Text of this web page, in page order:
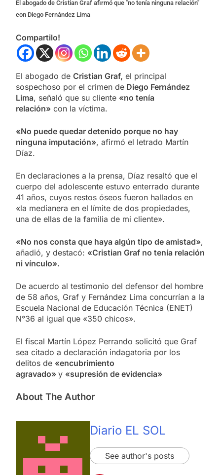
El abogado de Cristian Graf afirmó que "no tenía ninguna relación"
con Diego Fernández Lima
Compartilo!
El abogado de Cristian Graf, el principal
sospechoso por el crimen de Diego Fernández
Lima, señaló que su cliente «no tenía
relación» con la víctima.
«No puede quedar detenido porque no hay
ninguna imputación», afirmó el letrado Martín
Díaz.
En declaraciones a la prensa, Díaz resaltó que el
cuerpo del adolescente estuvo enterrado durante
41 años, cuyos restos óseos fueron hallados en
«la medianera en el límite de dos propiedades,
una de ellas de la familia de mi cliente».
«No nos consta que haya algún tipo de amistad»,
añadió, y destacó: «Cristian Graf no tenía relación
ni vínculo».
De acuerdo al testimonio del defensor del hombre
de 58 años, Graf y Fernández Lima concurrían a la
Escuela Nacional de Educación Técnica (ENET)
N°36 al igual que «350 chicos».
El fiscal Martín López Perrando solicitó que Graf
sea citado a declaración indagatoria por los
delitos de «encubrimiento
agravado» y «supresión de evidencia»
About The Author
Diario EL SOL
See author's posts